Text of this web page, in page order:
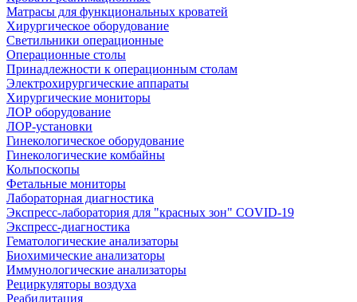
Матрасы для функциональных кроватей
Хирургическое оборудование
Светильники операционные
Операционные столы
Принадлежности к операционным столам
Электрохирургические аппараты
Хирургические мониторы
ЛОР оборудование
ЛОР-установки
Гинекологическое оборудование
Гинекологические комбайны
Кольпоскопы
Фетальные мониторы
Лабораторная диагностика
Экспресс-лаборатория для "красных зон" COVID-19
Экспресс-диагностика
Гематологические анализаторы
Биохимические анализаторы
Иммунологические анализаторы
Рециркуляторы воздуха
Реабилитация